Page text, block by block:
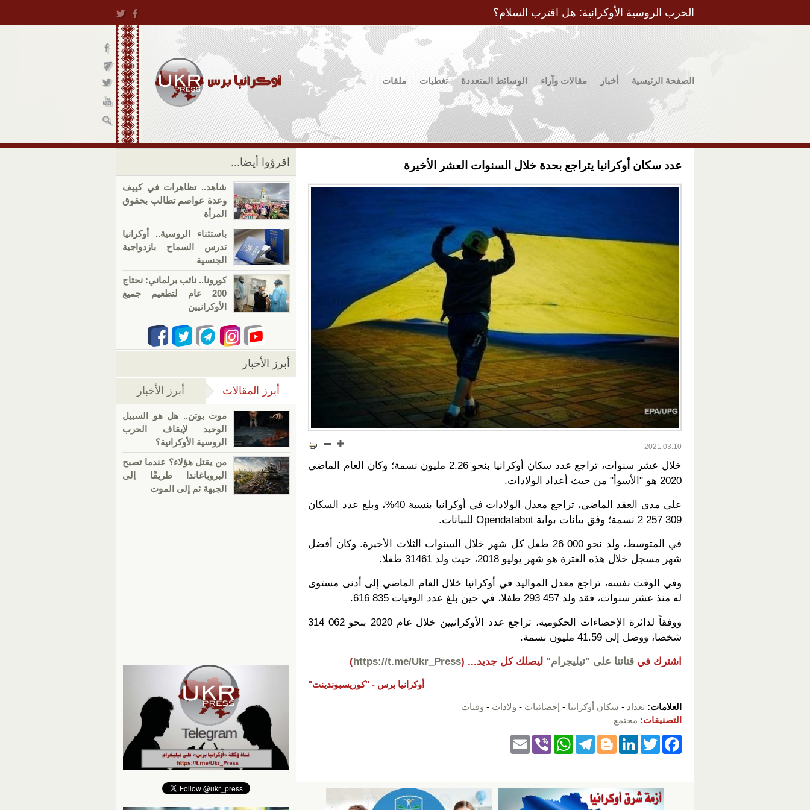
الحرب الروسية الأوكرانية: هل اقترب السلام؟
الصفحة الرئيسية أخبار مقالات وآراء الوسائط المتعددة تغطيات ملفات
عدد سكان أوكرانيا يتراجع بحدة خلال السنوات العشر الأخيرة
2021.03.10
خلال عشر سنوات، تراجع عدد سكان أوكرانيا بنحو 2.26 مليون نسمة؛ وكان العام الماضي
2020 هو "الأسوأ" من حيث أعداد الولادات.
على مدى العقد الماضي، تراجع معدل الولادات في أوكرانيا بنسبة 40%، وبلغ عدد السكان
309 257 2 نسمة؛ وفق بيانات بوابة Opendatabot للبيانات.
في المتوسط، ولد نحو 000 26 طفل كل شهر خلال السنوات الثلاث الأخيرة. وكان أفضل
شهر مسجل خلال هذه الفترة هو شهر يوليو 2018، حيث ولد 31461 طفلا.
وفي الوقت نفسه، تراجع معدل المواليد في أوكرانيا خلال العام الماضي إلى أدنى مستوى
له منذ عشر سنوات، فقد ولد 457 293 طفلا، في حين بلغ عدد الوفيات 835 616.
ووفقاً لدائرة الإحصاءات الحكومية، تراجع عدد الأوكرانيين خلال عام 2020 بنحو 062 314
شخصا، ووصل إلى 41.59 مليون نسمة.
اشترك في قناتنا على "تيليجرام" ليصلك كل جديد... (
https://t.me/Ukr_Press
)
أوكرانيا برس - "كوريسبوندينت"
العلامات: تعداد - سكان أوكرانيا - إحصائيات - ولادات - وفيات
التصنيفات: مجتمع
F
e
T
er
Li
e
Bl
g
T
gr
W
s
Vi
اقرؤوا أيضا...
شاهد.. تظاهرات في كييف
وعدة عواصم تطالب بحقوق
المرأة
باستثناء الروسية.. أوكرانيا
تدرس السماح بازدواجية
الجنسية
كورونا.. نائب برلماني: نحتاج
200 عام لتطعيم جميع
الأوكرانيين
أبرز الأخبار
أبرز المقالات (علامة التبويب النشطة)
أبرز الأخبار
موت بوتن.. هل هو السبيل
الوحيد لإيقاف الحرب
الروسية الأوكرانية؟
من يقتل هؤلاء؟ عندما تصبح
البروباغاندا طريقًا إلى
الجبهة ثم إلى الموت